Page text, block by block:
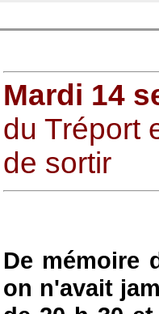
Mardi 14
du Tréport
de sortir
De mémoire
on n'avait